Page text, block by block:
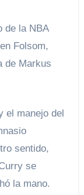
de la NBA
Folsom,
de Markus
el manejo del
sentido,
se
la mano.